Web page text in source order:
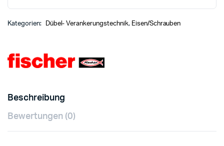
Kategorien: Dübel- Verankerungstechnik, Eisen/Schrauben
Beschreibung
Bewertungen (0)